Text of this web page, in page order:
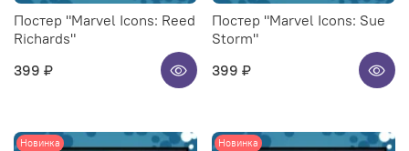
Постер "Marvel Icons: Reed
Richards"
399 ₽
Постер "Marvel Icons: Sue
Storm"
399 ₽
Новинка Новинка